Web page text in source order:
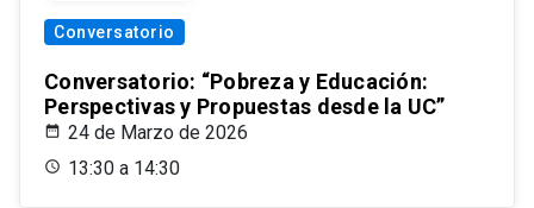
Conversatorio
Conversatorio: “Pobreza y Educación:
Perspectivas y Propuestas desde la UC”
24 de Marzo de 2026
13:30 a 14:30